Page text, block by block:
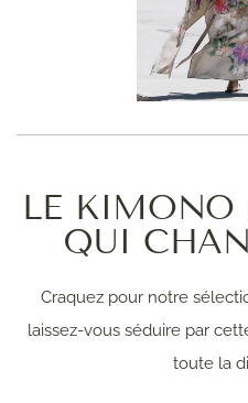
LE KIMONO
QUI
Craquez pour notre
laissez-vous séduire par
toute la